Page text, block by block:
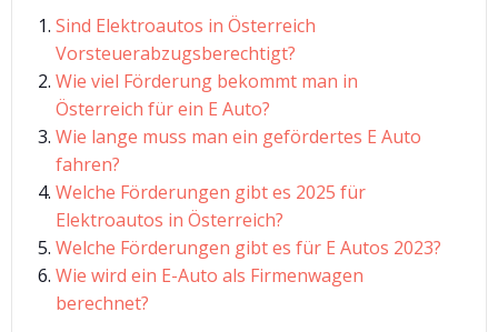
Sind Elektroautos in Österreich
Vorsteuerabzugsberechtigt?
Wie viel Förderung bekommt man in
Österreich für ein E Auto?
Wie lange muss man ein gefördertes E Auto
fahren?
Welche Förderungen gibt es 2025 für
Elektroautos in Österreich?
Welche Förderungen gibt es für E Autos 2023?
Wie wird ein E-Auto als Firmenwagen
berechnet?